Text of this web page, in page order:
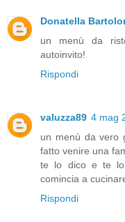
Donatella
un menù da
autoinvito!
Rispondi
valuzza89 4 mag
un menù da vero
fatto venire una
te lo dico e te lo
comincia a
Rispondi